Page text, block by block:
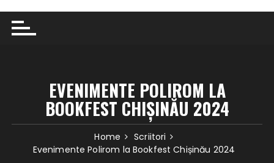
EVENIMENTE POLIROM LA
BOOKFEST CHIȘINĂU 2024
Home
Scriitori
Evenimente Polirom la Bookfest Chișinău 2024